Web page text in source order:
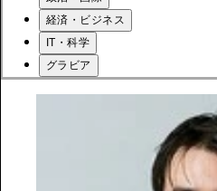
経済・ビジネス
IT・科学
グラビア